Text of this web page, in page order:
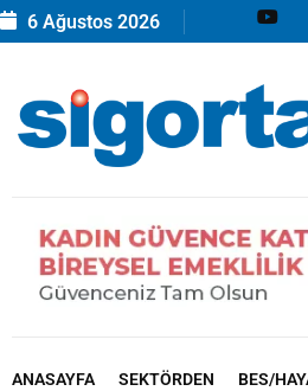
6 Ağustos 2026
ANASAYFA SEKTÖRDEN BES/